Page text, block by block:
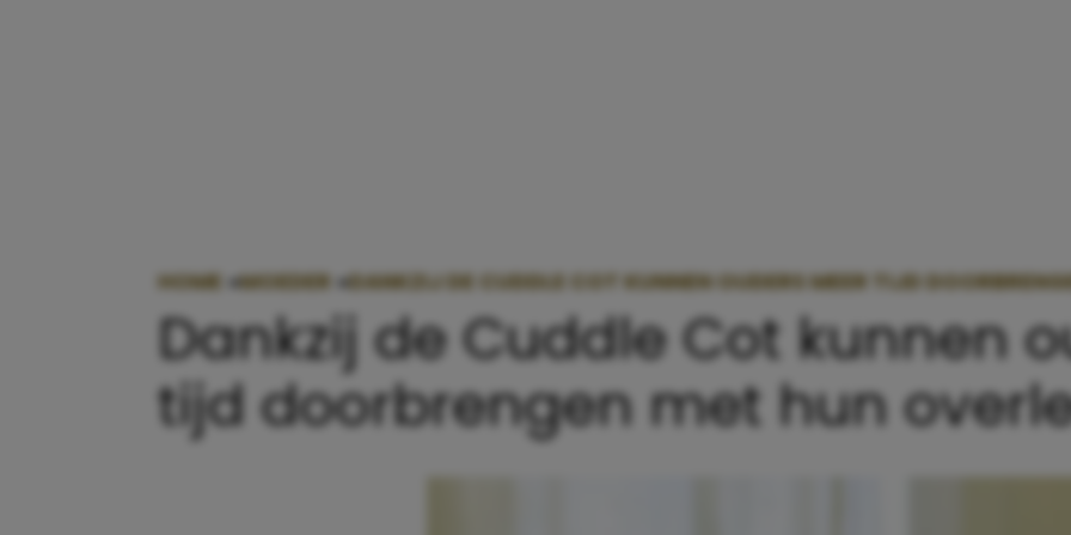
HOME »MOEDER »DANKZIJ DE CUDDLE COT KUNNEN OUDERS MEER TIJD
Dankzij de Cuddle Cot kunnen
tijd doorbrengen met hun